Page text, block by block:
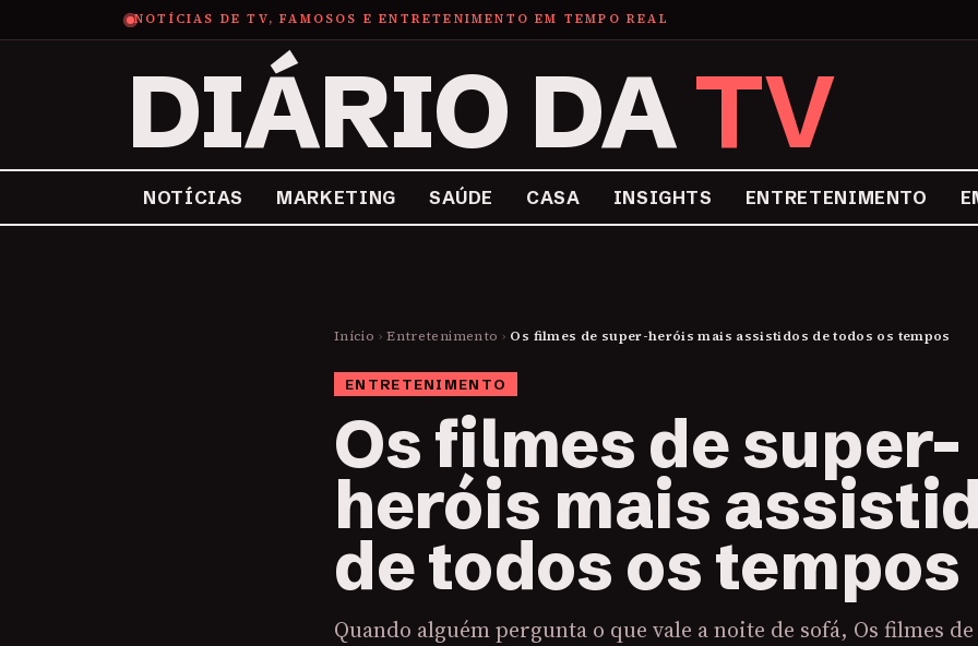
NOTÍCIAS DE TV, FAMOSOS E ENTRETENIMENTO EM TEMPO REAL
DIÁRIO DATV
NOTÍCIAS MARKETING SAÚDE CASA INSIGHTS ENTRETENIMENTO
Início › Entretenimento › Os filmes de super-heróis mais assistidos de todos os tempos
ENTRETENIMENTO
Os filmes de super-
heróis mais
de todos os tempos
Quando alguém pergunta o que vale a noite de sofá, Os filmes de